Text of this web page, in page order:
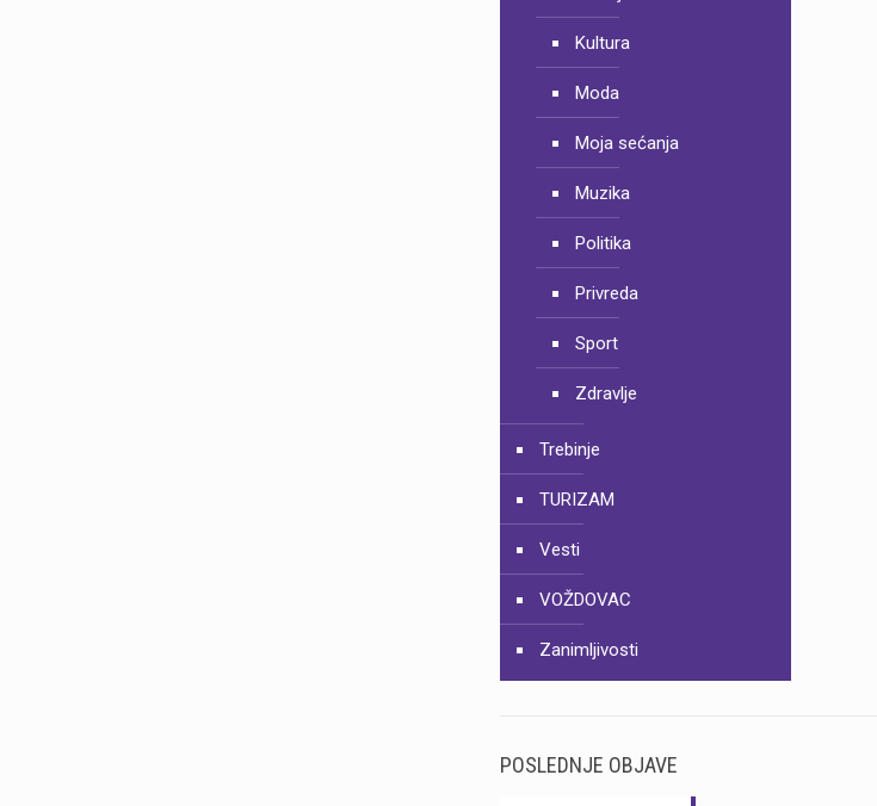
Kultura
Moda
Moja sećanja
Muzika
Politika
Privreda
Sport
Zdravlje
Trebinje
TURIZAM
Vesti
VOŽDOVAC
Zanimljivosti
POSLEDNJE OBJAVE